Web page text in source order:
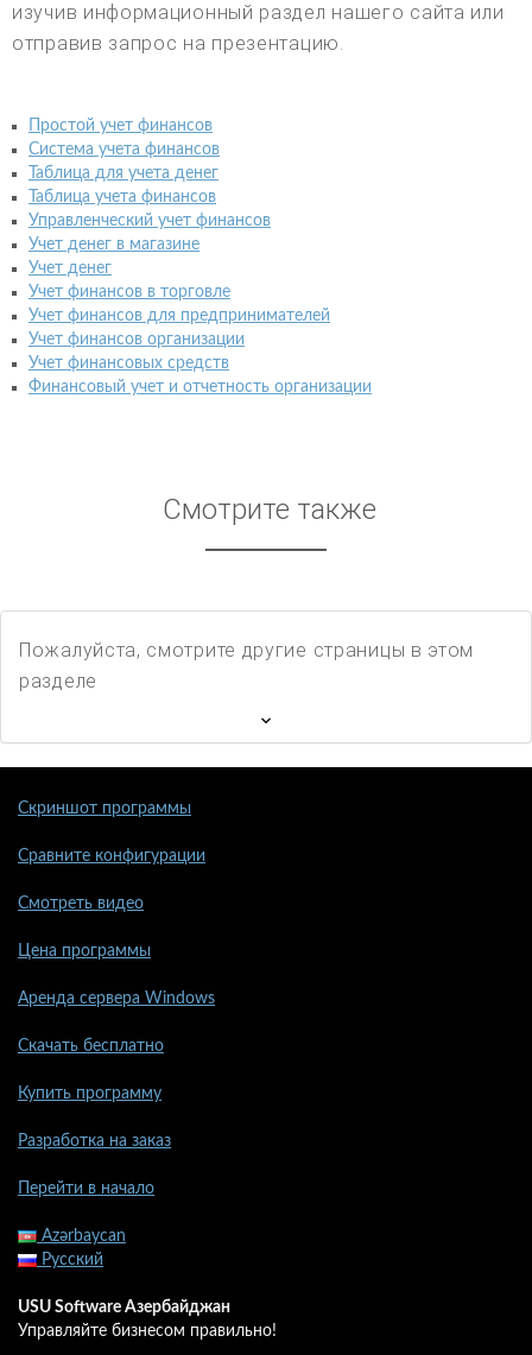
изучив информационный раздел нашего сайта или
отправив запрос на презентацию.
Простой учет финансов
Система учета финансов
Таблица для учета денег
Таблица учета финансов
Управленческий учет финансов
Учет денег в магазине
Учет денег
Учет финансов в торговле
Учет финансов для предпринимателей
Учет финансов организации
Учет финансовых средств
Финансовый учет и отчетность организации
Смотрите также
Пожалуйста, смотрите другие страницы в этом
разделе
Скриншот программы
Сравните конфигурации
Смотреть видео
Цена программы
Аренда сервера Windows
Скачать бесплатно
Купить программу
Разработка на заказ
Перейти в начало
Azərbaycan
Русский
USU Software Азербайджан
Управляйте бизнесом правильно!